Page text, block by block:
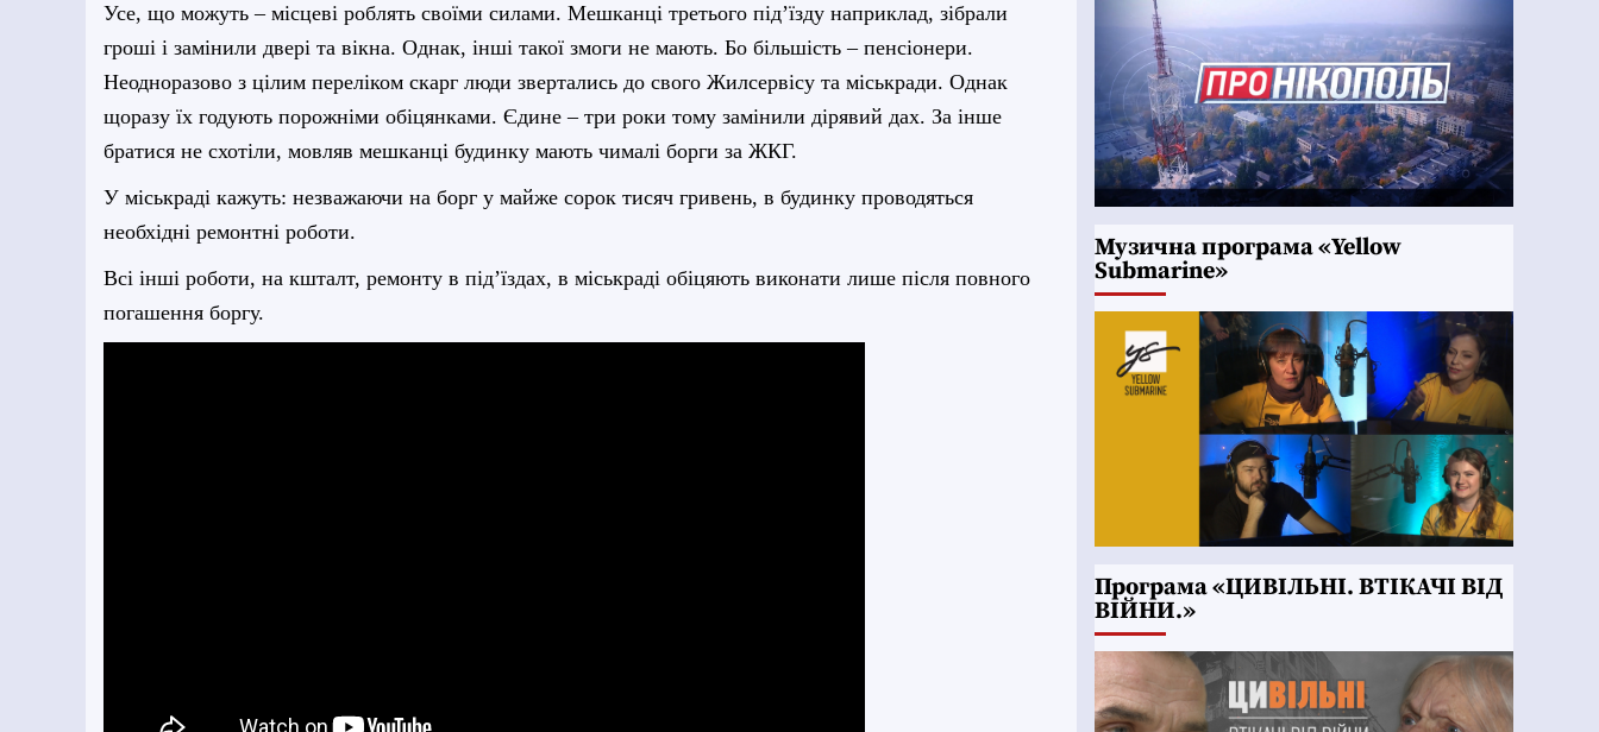
Усе, що можуть – місцеві роблять своїми силами. Мешканці третього під’їзду наприклад, зібрали
гроші і замінили двері та вікна. Однак, інші такої змоги не мають. Бо більшість – пенсіонери.
Неодноразово з цілим переліком скарг люди звертались до свого Жилсервісу та міськради. Однак
щоразу їх годують порожніми обіцянками. Єдине – три роки тому замінили дірявий дах. За інше
братися не схотіли, мовляв мешканці будинку мають чималі борги за ЖКГ.
У міськраді кажуть: незважаючи на борг у майже сорок тисяч гривень, в будинку проводяться
необхідні ремонтні роботи.
Всі інші роботи, на кшталт, ремонту в під’їздах, в міськраді обіцяють виконати лише після повного
погашення боргу.
Музична програма «Yellow
Submarine»
Програма «ЦИВІЛЬНІ. ВТІКАЧІ ВІД
ВІЙНИ.»